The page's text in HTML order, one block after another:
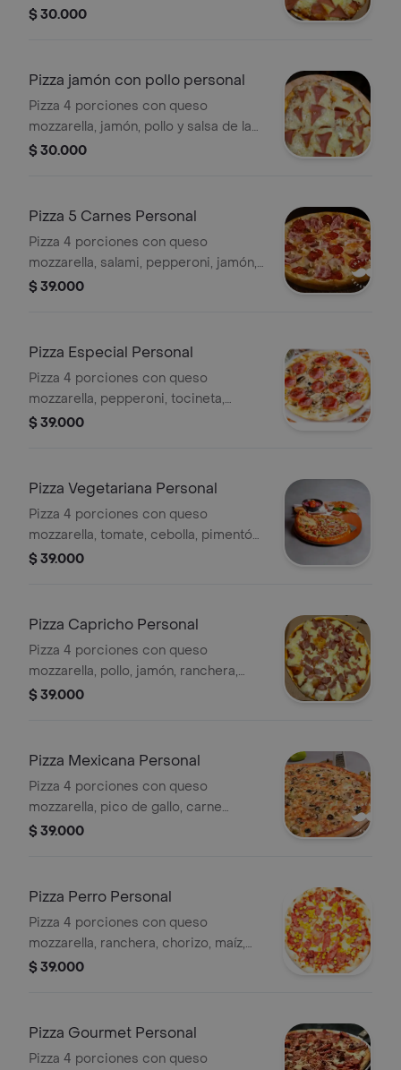
la casa.
$ 30.000
Pizza jamón con pollo personal
Pizza 4 porciones con queso
mozzarella, jamón, pollo y salsa de la
casa.
$ 30.000
Pizza 5 Carnes Personal
Pizza 4 porciones con queso
mozzarella, salami, pepperoni, jamón,
tocineta, pollo, pimentón, cebolla y
$ 39.000
Pizza Especial Personal
Pizza 4 porciones con queso
mozzarella, pepperoni, tocineta,
champiñón, espinaca, parmesano y
$ 39.000
Pizza Vegetariana Personal
Pizza 4 porciones con queso
mozzarella, tomate, cebolla, pimentón,
maíz, champiñón, aceitunas negras y
$ 39.000
Pizza Capricho Personal
Pizza 4 porciones con queso
mozzarella, pollo, jamón, ranchera,
cebolla caramelizada y salsa de la
$ 39.000
Pizza Mexicana Personal
Pizza 4 porciones con queso
mozzarella, pico de gallo, carne
molida, tacos de queso picante y
$ 39.000
Pizza Perro Personal
Pizza 4 porciones con queso
mozzarella, ranchera, chorizo, maíz,
pollo, papa chongo, pimentón, cebolla
$ 39.000
Pizza Gourmet Personal
Pizza 4 porciones con queso